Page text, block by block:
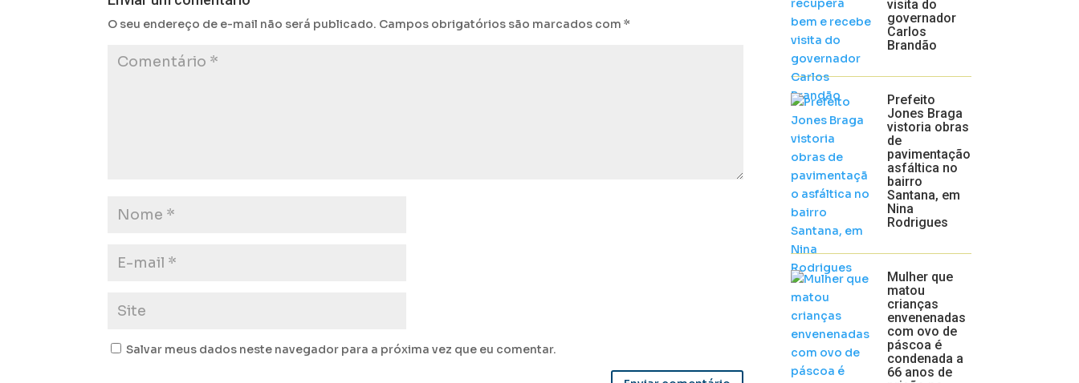
O seu endereço de e-mail não será publicado. Campos obrigatórios são marcados com*
Salvar meus dados neste navegador para a próxima vez que eu comentar.
visita do
governador
Carlos
Brandão
Prefeito
Jones Braga
vistoria obras
de
pavimentação
asfáltica no
bairro
Santana, em
Nina
Rodrigues
Mulher que
matou
crianças
envenenadas
com ovo de
páscoa é
condenada a
66 anos de